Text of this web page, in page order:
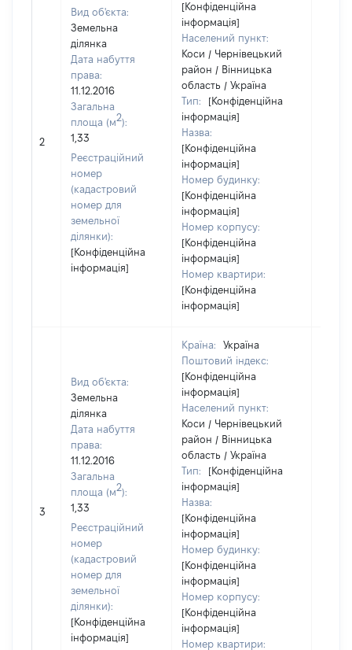
2
Вид об'єкта:
Земельна
ділянка
Дата набуття
права:
11.12.2016
Загальна
площа (м2):
1,33
Реєстраційний
номер
(кадастровий
номер для
земельної
ділянки):
[Конфіденційна
інформація]
[Конфіденційна
інформація]
Населений пункт:
Коси / Чернівецький
район / Вінницька
область / Україна
Тип:
[Конфіденційна
інформація]
Назва:
[Конфіденційна
інформація]
Номер будинку:
[Конфіденційна
інформація]
Номер корпусу:
[Конфіденційна
інформація]
Номер квартири:
[Конфіденційна
інформація]
3
Вид об'єкта:
Земельна
ділянка
Дата набуття
права:
11.12.2016
Загальна
площа (м2):
1,33
Реєстраційний
номер
(кадастровий
номер для
земельної
ділянки):
[Конфіденційна
інформація]
Країна:
Україна
Поштовий індекс:
[Конфіденційна
інформація]
Населений пункт:
Коси / Чернівецький
район / Вінницька
область / Україна
Тип:
[Конфіденційна
інформація]
Назва:
[Конфіденційна
інформація]
Номер будинку:
[Конфіденційна
інформація]
Номер корпусу:
[Конфіденційна
інформація]
Номер квартири: